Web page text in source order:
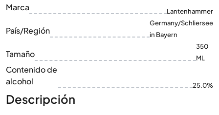
Marca Lantenhammer
País/Región
Germany/Schliersee
in Bayern
Tamaño
350
ML
Contenido de
alcohol
25.0%
Descripción